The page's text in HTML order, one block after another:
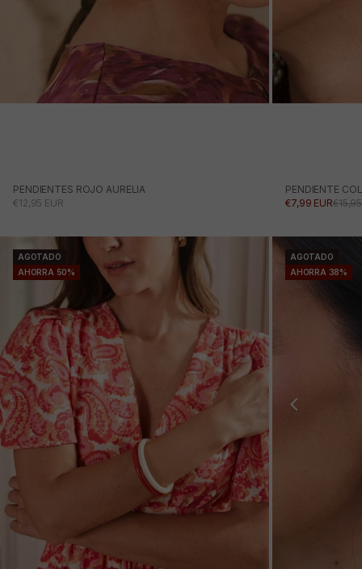
PENDIENTES ROJO AURELIA
PRECIO DE OFERTA
€12,95 EUR
PENDIENTE
PRECIO DE
€7,99 EUR
AGOTADO
AHORRA 50%
AGOTADO
AHORRA 38%